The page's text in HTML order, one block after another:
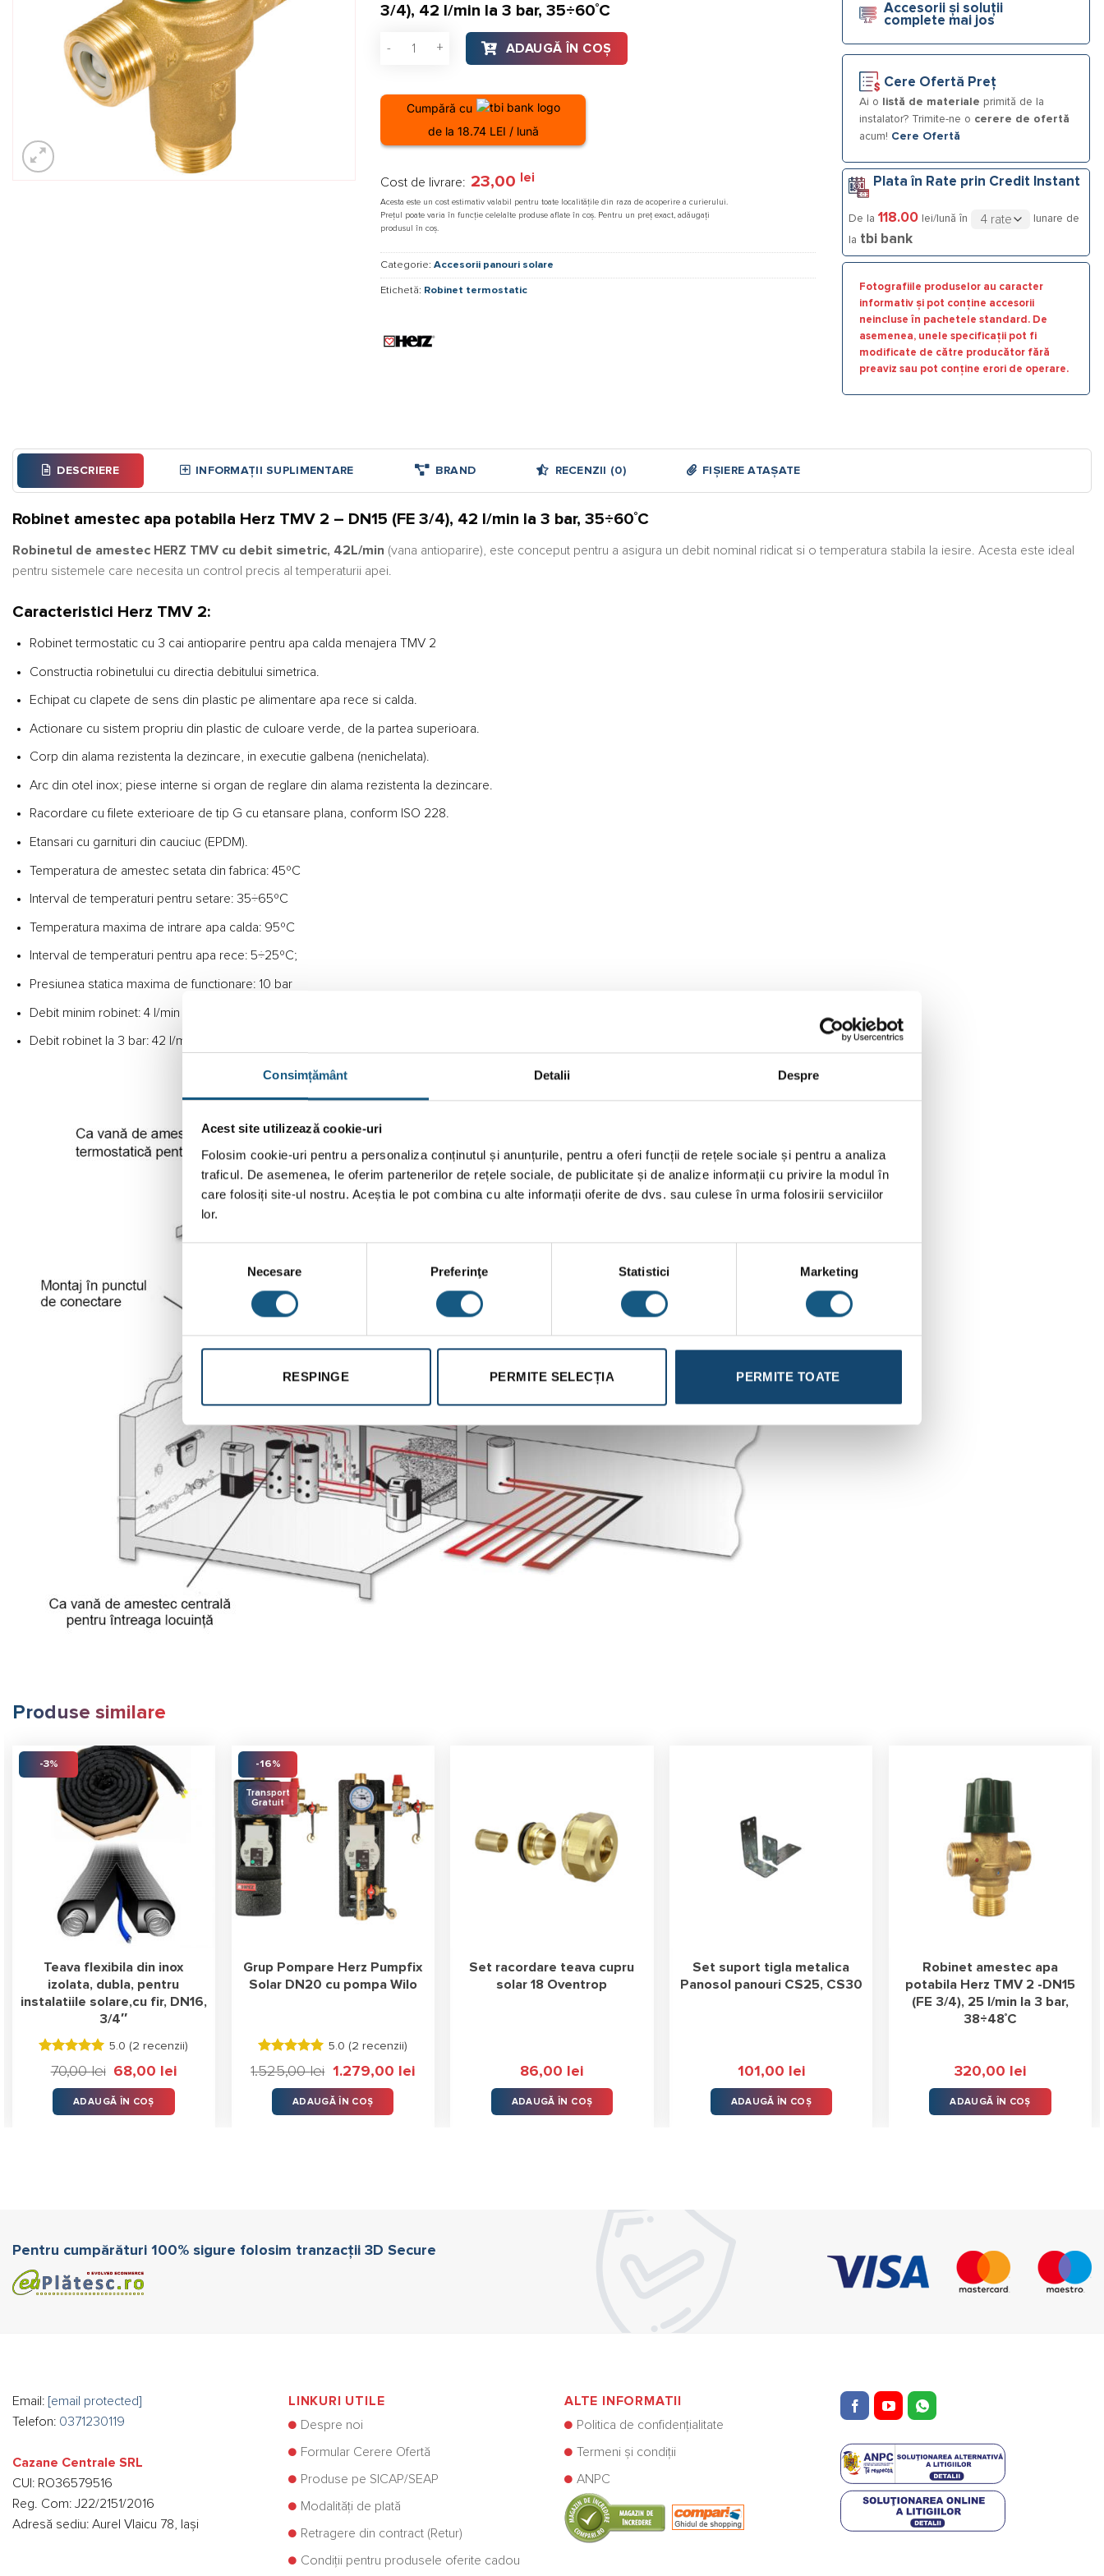
Consimțământ Detalii Despre
Acest site utilizează cookie-uri
Folosim cookie-uri pentru a personaliza conținutul și anunțurile, pentru a oferi funcții de rețele sociale și pentru a analiza
traficul. De asemenea, le oferim partenerilor de rețele sociale, de publicitate și de analize informații cu privire la modul în
care folosiți site-ul nostru. Aceștia le pot combina cu alte informații oferite de dvs. sau culese în urma folosirii serviciilor
lor.
consimțământului
Necesare Preferinţe Statistici Marketing
RESPINGE PERMITE SELECȚIA PERMITE TOATE
3/4), 42 l/min la 3 bar, 35÷60˚C
Cantitate Robinet amestec apa potabila Herz TMV 2 - DN15 (FE 3/4), 42 l/min la 3 bar, 35÷60˚C
ADAUGĂ ÎN COȘ
Cumpără cu
de la 18.74 LEI / lună
Cost de livrare: 23,00 lei
Acesta este un cost estimativ valabil pentru toate localitățile din raza de acoperire a curierului.
Prețul poate varia în funcție celelalte produse aflate în coș. Pentru un preț exact, adăugați
produsul în coș.
Categorie: Accesorii panouri solare
Etichetă: Robinet termostatic
Accesorii și soluții
complete mai jos
Cere Ofertă Preț
Ai o listă de materiale primită de la
instalator? Trimite-ne o cerere de ofertă
acum! Cere Ofertă
Plata în Rate prin Credit Instant
De la 118.00 lei/lună în
lunare de
la tbi bank
Fotografiile produselor au caracter
informativ și pot conține accesorii
neincluse în pachetele standard. De
asemenea, unele specificații pot fi
modificate de către producător fără
preaviz sau pot conține erori de operare.
DESCRIERE INFORMAȚII SUPLIMENTARE BRAND RECENZII (0) FIȘIERE ATAȘATE
Robinet amestec apa potabila Herz TMV 2 – DN15 (FE 3/4), 42 l/min la 3 bar, 35÷60˚C
Robinetul de amestec HERZ TMV cu debit simetric, 42L/min (vana antioparire), este conceput pentru a asigura un debit nominal ridicat si o temperatura stabila la iesire. Acesta este ideal
pentru sistemele care necesita un control precis al temperaturii apei.
Caracteristici Herz TMV 2:
Robinet termostatic cu 3 cai antioparire pentru apa calda menajera TMV 2
Constructia robinetului cu directia debitului simetrica.
Echipat cu clapete de sens din plastic pe alimentare apa rece si calda.
Actionare cu sistem propriu din plastic de culoare verde, de la partea superioara.
Corp din alama rezistenta la dezincare, in executie galbena (nenichelata).
Arc din otel inox; piese interne si organ de reglare din alama rezistenta la dezincare.
Racordare cu filete exterioare de tip G cu etansare plana, conform ISO 228.
Etansari cu garnituri din cauciuc (EPDM).
Temperatura de amestec setata din fabrica: 45ºC
Interval de temperaturi pentru setare: 35÷65ºC
Temperatura maxima de intrare apa calda: 95ºC
Interval de temperaturi pentru apa rece: 5÷25ºC;
Presiunea statica maxima de functionare: 10 bar
Debit minim robinet: 4 l/min
Debit robinet la 3 bar: 42 l/min
Produse similare
-3%
Teava flexibila din inox
izolata, dubla, pentru
instalatiile solare,cu fir, DN16,
3/4″
Evaluat la
5.00stele
din 5
5.0 (2 recenzii)
70,00lei
Prețul
inițial
a
fost:
70,00 lei.
68,00 leiPrețul
ADAUGĂ ÎN COȘ
-16%
Transport
Gratuit
Grup Pompare Herz Pumpfix
Solar DN20 cu pompa Wilo
Evaluat la
5.00stele
din 5
5.0 (2 recenzii)
1.525,00lei
Prețul
a
fost:
1.525,00 lei.
1.279,00 leiPrețul
ADAUGĂ ÎN COȘ
Set racordare teava cupru
solar 18 Oventrop
86,00 lei
ADAUGĂ ÎN COȘ
Set suport tigla metalica
Panosol panouri CS25, CS30
101,00 lei
ADAUGĂ ÎN COȘ
Robinet amestec apa
potabila Herz TMV 2 -DN15
(FE 3/4), 25 l/min la 3 bar,
38÷48˚C
320,00 lei
ADAUGĂ ÎN COȘ
Pentru cumpărături 100% sigure folosim tranzacții 3D Secure
Email: [email protected]
Telefon: 0371230119
Cazane Centrale SRL
CUI: RO36579516
Reg. Com: J22/2151/2016
Adresă sediu: Aurel Vlaicu 78, Iași
LINKURI UTILE
Despre noi
Formular Cerere Ofertă
Produse pe SICAP/SEAP
Modalități de plată
Retragere din contract (Retur)
Condiții pentru produsele oferite cadou
ALTE INFORMATII
Politica de confidențialitate
Termeni și condiții
ANPC